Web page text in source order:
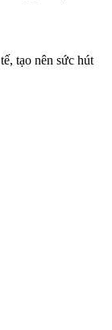
tạo nên sức hút